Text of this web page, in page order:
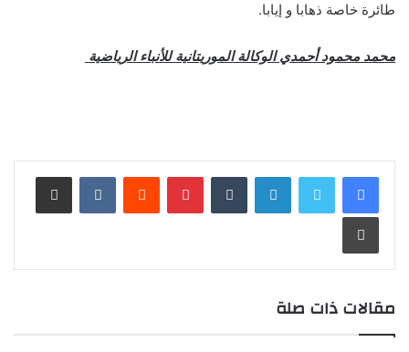
طائرة خاصة ذهابا و إيابا.
محمد محمود أحمدي الوكالة الموريتانية للأنباء الرياضية
لينكدإن بينتيريست مشاركة عبر البريد
طباعة
مقالات ذات صلة